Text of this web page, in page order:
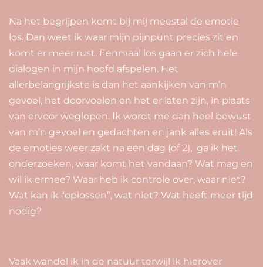
Na het begrijpen komt bij mij meestal de emotie
los. Dan weet ik waar mijn pijnpunt precies zit en
komt er meer rust. Eenmaal los gaan er zich hele
dialogen in mijn hoofd afspelen. Het
allerbelangrijkste is dan het aankijken van m’n
gevoel, het doorvoelen en het er laten zijn, in plaats
van ervoor weglopen. Ik wordt me dan heel bewust
van m’n gevoel en gedachten en jank alles eruit! Als
de emoties weer zakt na een dag (of 2), ga ik het
onderzoeken, waar komt het vandaan? Wat mag en
wil ik ermee? Waar heb ik controle over, waar niet?
Wat kan ik “oplossen”, wat niet? Wat heeft meer tijd
nodig?
Vaak wandel ik in de natuur terwijl ik hierover